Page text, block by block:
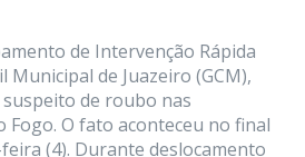
de Intervenção Rápida
Municipal de Juazeiro (GCM),
de roubo nas
Fogo. O fato aconteceu no final
(4). Durante deslocamento